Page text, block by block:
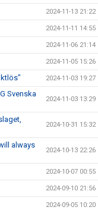
2024-11-13 21:22
2024-11-11 14:55
2024-11-06 21:14
2024-11-05 15:26
2024-11-03 19:27
Svenska
2024-11-03 13:29
2024-10-31 15:32
always
2024-10-13 22:26
2024-10-07 00:55
2024-09-10 21:56
2024-09-05 10:20